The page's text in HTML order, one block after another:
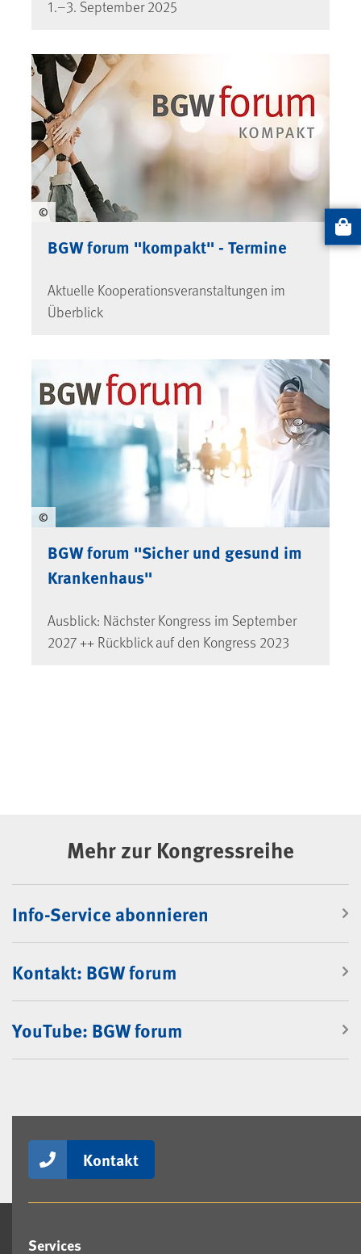
1.–3. September 2025
©
BGW forum "kompakt" - Termine
Aktuelle Kooperations­veranstaltungen im
Überblick
©
BGW forum "Sicher und gesund im
Krankenhaus"
Ausblick: Nächster Kongress im September
2027 ++ Rückblick auf den Kongress 2023
Mehr zur Kongressreihe
Info-Service abonnieren
Kontakt: BGW forum
YouTube: BGW forum
Kontakt
Services
Artikel